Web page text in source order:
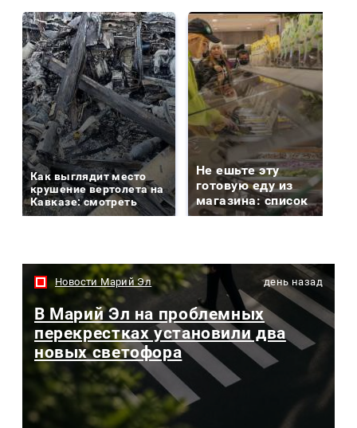
Как выглядит место
крушение вертолета на
Кавказе: смотреть
Не ешьте эту
готовую еду из
магазина: список
Новости Марий Эл день назад
В Марий Эл на проблемных
перекрестках установили два
новых светофора